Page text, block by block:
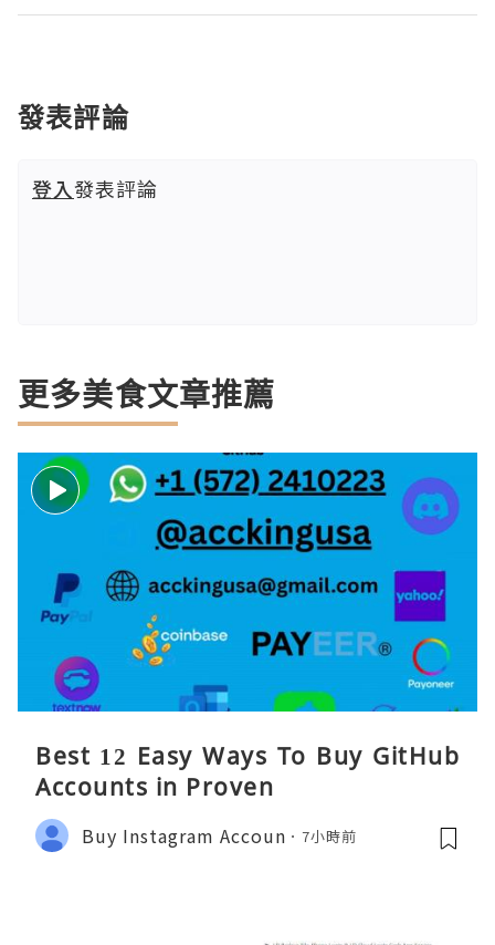
發表評論
登入發表評論
更多美食文章推薦
Best 12 Easy Ways To Buy GitHub
Accounts in Proven
Buy Instagram Accoun 7小時前